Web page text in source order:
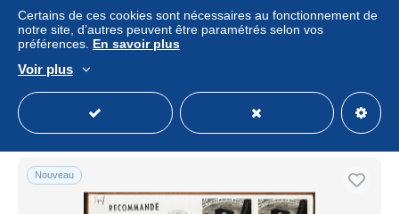
16261 / TAAF 01-02-1980 PORT-aux-FRANCAIS
KERGUELEN Terres Australes Antartiques Françaises 3x
N° 80 T.A.A.F
Professionnel
Nouveau
Certains de ces cookies sont nécessaires au fonctionnement de
notre site, d’autres peuvent être paramétrés selon vos
préférences. En savoir plus
Voir plus